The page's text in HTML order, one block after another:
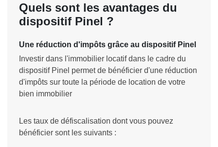
Quels sont les avantages du
dispositif Pinel ?
Une réduction d'impôts grâce au dispositif Pinel
Investir dans l'immobilier locatif dans le cadre du
dispositif Pinel permet de bénéficier d'une réduction
d'impôts sur toute la période de location de votre
bien immobilier
Les taux de défiscalisation dont vous pouvez
bénéficier sont les suivants :